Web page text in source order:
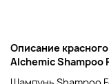
Описание
Alchemic Shampoo